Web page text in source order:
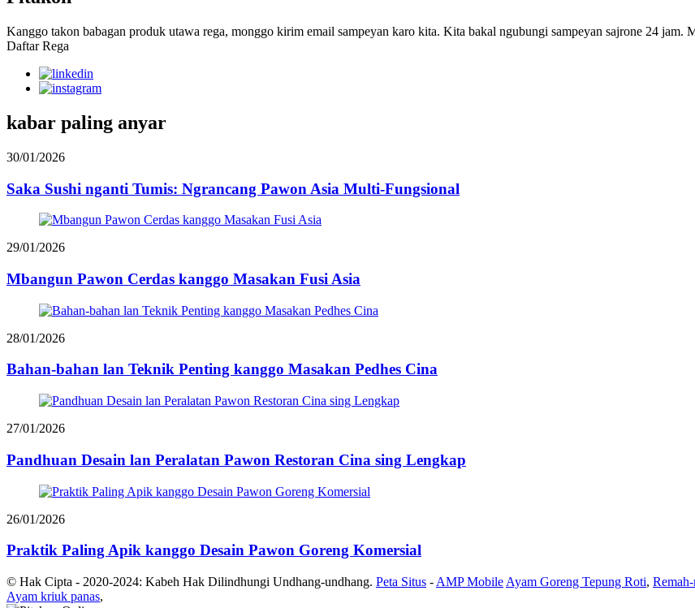
Kanggo takon babagan produk utawa rega, monggo kirim email sampeyan karo kita. Kita bakal ngubungi sampeyan sajrone 24 jam.
Daftar Rega
kabar paling anyar
30/01/2026
Saka Sushi nganti Tumis: Ngrancang Pawon Asia Multi-Fungsional
29/01/2026
Mbangun Pawon Cerdas kanggo Masakan Fusi Asia
28/01/2026
Bahan-bahan lan Teknik Penting kanggo Masakan Pedhes Cina
27/01/2026
Pandhuan Desain lan Peralatan Pawon Restoran Cina sing Lengkap
26/01/2026
Praktik Paling Apik kanggo Desain Pawon Goreng Komersial
© Hak Cipta - 2020-2024: Kabeh Hak Dilindhungi Undhang-undhang. Peta Situs - AMP Mobile Ayam Goreng Tepung Roti,
Ayam kriuk panas,